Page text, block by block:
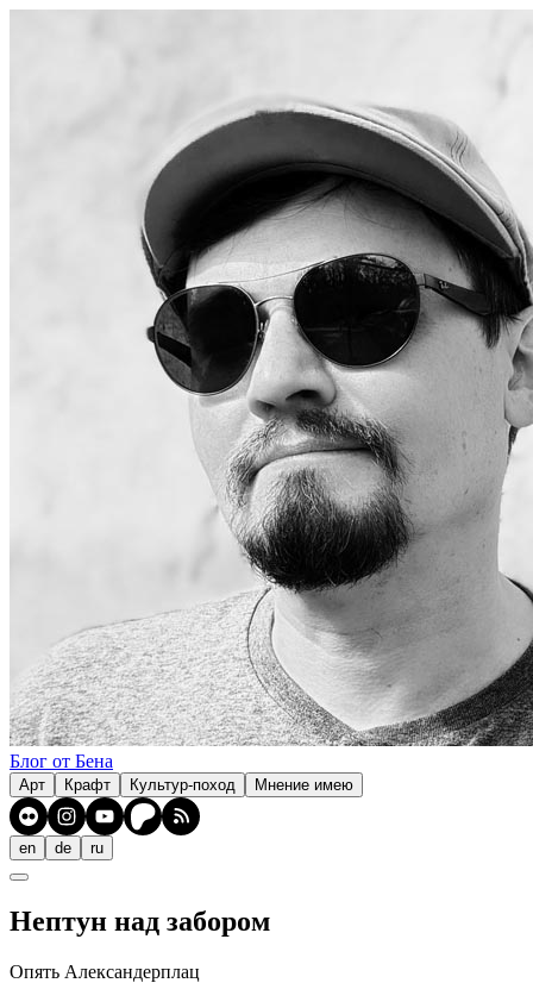
Блог от Бена
Арт Крафт Культур-поход Мнение имею
en de ru
Нептун над забором
Опять Александерплац